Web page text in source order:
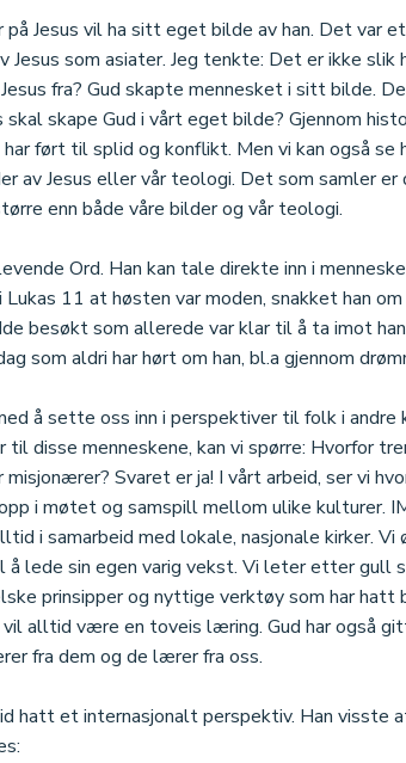
Jesus vil ha sitt eget bilde av han. Det var
Jesus som asiater. Jeg tenkte: Det er ikke slik
fra? Gud skapte mennesket i sitt bilde.
skape Gud i vårt eget bilde? Gjennom
ført til splid og konflikt. Men vi kan også se
av Jesus eller vår teologi. Det som samler er
enn både våre bilder og vår teologi.
Ord. Han kan tale direkte inn i
Lukas 11 at høsten var moden, snakket han
besøkt som allerede var klar til å ta imot
som aldri har hørt om han, bl.a gjennom
å sette oss inn i perspektiver til folk i andre
disse menneskene, kan vi spørre: Hvorfor
Svaret er ja! I vårt arbeid, ser vi
i møtet og samspill mellom ulike kulturer.
i samarbeid med lokale, nasjonale kirker.
å lede sin egen varig vekst. Vi leter etter gull
prinsipper og nyttige verktøy som har hatt
alltid være en toveis læring. Gud har også
fra dem og de lærer fra oss.
hatt et internasjonalt perspektiv. Han visste